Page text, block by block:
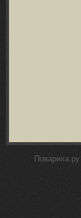
Повариха.ру